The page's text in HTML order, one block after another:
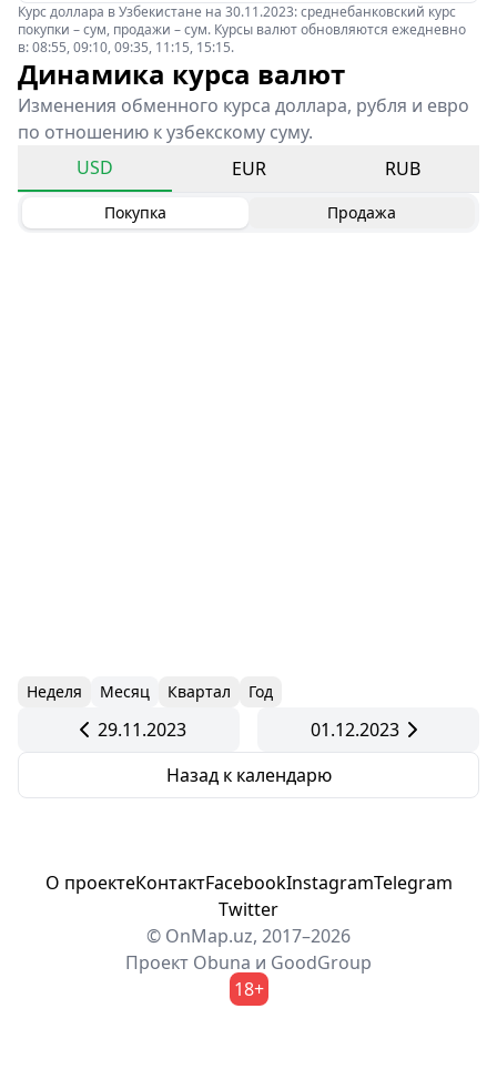
Курс доллара в Узбекистане на 30.11.2023: среднебанковский курс
покупки – сум, продажи – сум. Курсы валют обновляются ежедневно
в: 08:55, 09:10, 09:35, 11:15, 15:15.
Динамика курса валют
Изменения обменного курса доллара, рубля и евро
по отношению к узбекскому суму.
USD
EUR RUB
Покупка Продажа
Неделя Месяц Квартал Год
29.11.2023
01.12.2023
Назад к календарю
О проектеКонтактFacebookInstagramTelegram
Twitter
© OnMap.uz, 2017–2026
Проект Obuna и GoodGroup
18+